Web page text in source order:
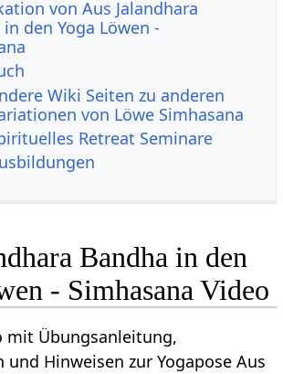
von Aus Jalandhara
den Yoga Löwen -
Wiki Seiten zu anderen
von Löwe Simhasana
Retreat Seminare
Bandha in den
- Simhasana Video
mit Übungsanleitung,
und Hinweisen zur Yogapose Aus